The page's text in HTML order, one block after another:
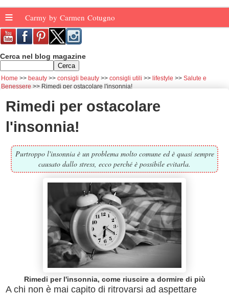
≡ Carmy by Carmen Cotugno
Cerca nel blog magazine
Home beauty consigli beauty consigli utili lifestyle
Salute e
Benessere
Rimedi per ostacolare l'insonnia!
Rimedi per ostacolare
l'insonnia!
Purtroppo l'insonnia è un problema molto comune ed è quasi sempre
causato dallo stress, ecco perché è possibile evitarla.
Rimedi per l'insonnia, come riuscire a dormire di più
A chi non è mai capito di ritrovarsi ad aspettare